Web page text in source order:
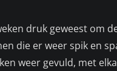
druk geweest om
die er weer spik en
weer gevuld, met